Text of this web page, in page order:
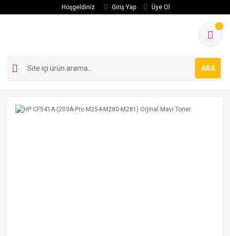
Hoşgeldiniz Giriş Yap Üye Ol
ARA